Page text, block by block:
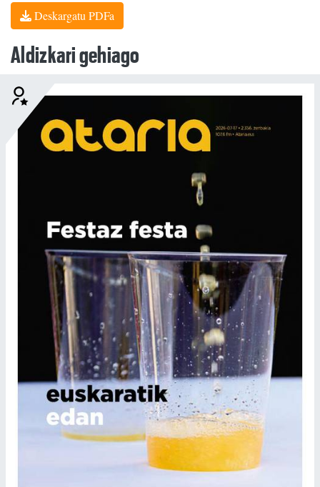
Deskargatu PDFa
Aldizkari gehiago